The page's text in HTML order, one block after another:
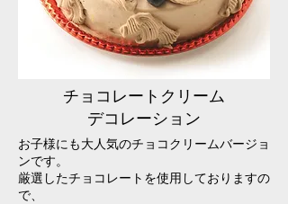
お子様にも大人気のチョコクリームバージョ
ンです。
厳選したチョコレートを使用しておりますの
で、
チョコレートクリーム
デコレーション